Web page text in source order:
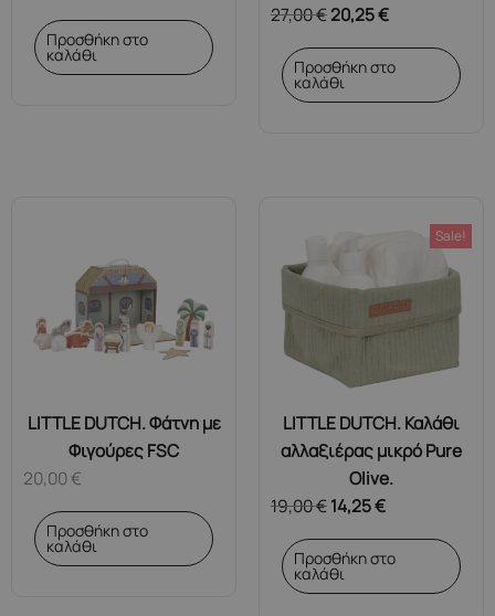
Προσθήκη στο
καλάθι
27,00€20,25€
Προσθήκη στο
καλάθι
LITTLE DUTCH. Φάτνη με
Φιγούρες FSC
20,00€
Προσθήκη στο
καλάθι
Sale!
LITTLE DUTCH. Καλάθι
αλλαξιέρας μικρό Pure
Olive.
19,00€14,25€
Προσθήκη στο
καλάθι